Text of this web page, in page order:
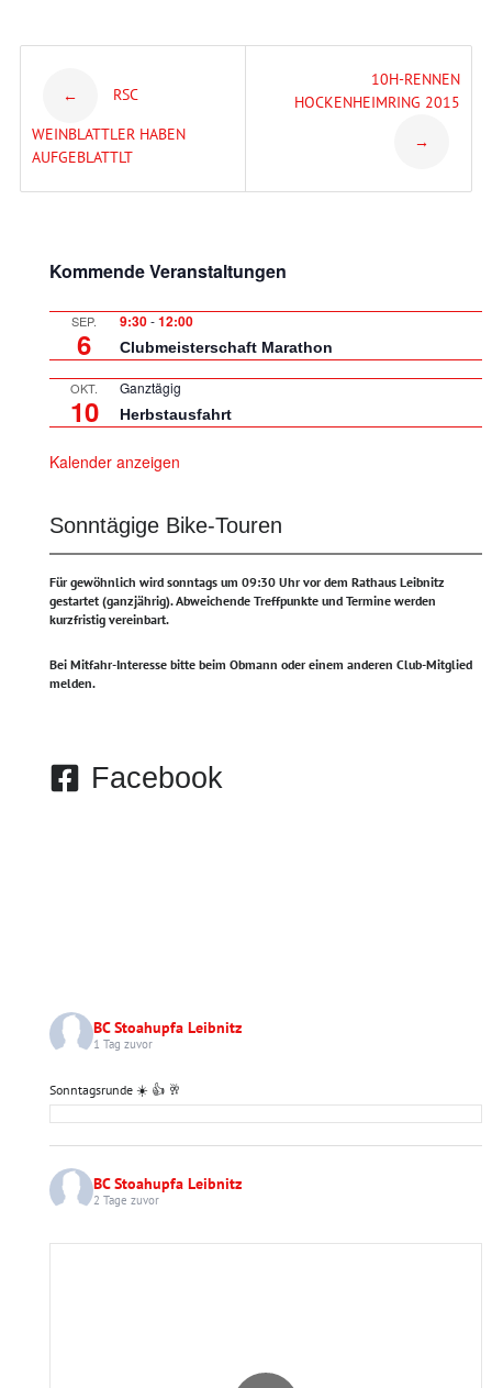
navigation
← RSC
WEINBLATTLER HABEN
AUFGEBLATTLT
10H-RENNEN
HOCKENHEIMRING 2015
→
Kommende Veranstaltungen
SEP.
6
9:30-12:00
Clubmeisterschaft Marathon
OKT.
10
Ganztägig
Herbstausfahrt
Kalender anzeigen
Sonntägige Bike-Touren
Für gewöhnlich wird sonntags um 09:30 Uhr vor dem Rathaus Leibnitz
gestartet (ganzjährig).Abweichende Treffpunkte und Termine werden
kurzfristig vereinbart.
Bei Mitfahr-Interesse bitte beim Obmann oder einem anderen Club-Mitglied
melden.
Facebook
BC Stoahupfa Leibnitz
1 Tag zuvor
Sonntagsrunde ☀️ 👍 🥂
BC Stoahupfa Leibnitz
2 Tage zuvor